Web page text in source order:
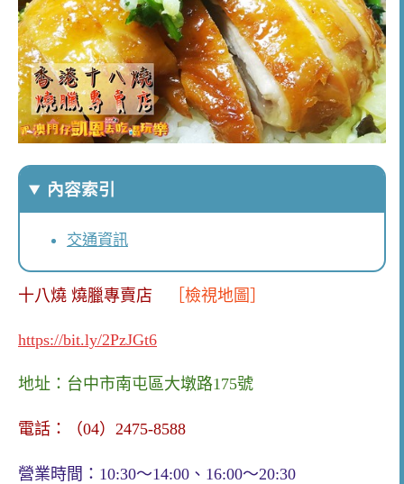
內容索引
交通資訊
十八燒 燒臘專賣店 ［檢視地圖］
https://bit.ly/2PzJGt6
地址： 台中市南屯區大墩路175號
電話：（04）2475-8588
營業時間： 10:30～14:00、16:00～20:30